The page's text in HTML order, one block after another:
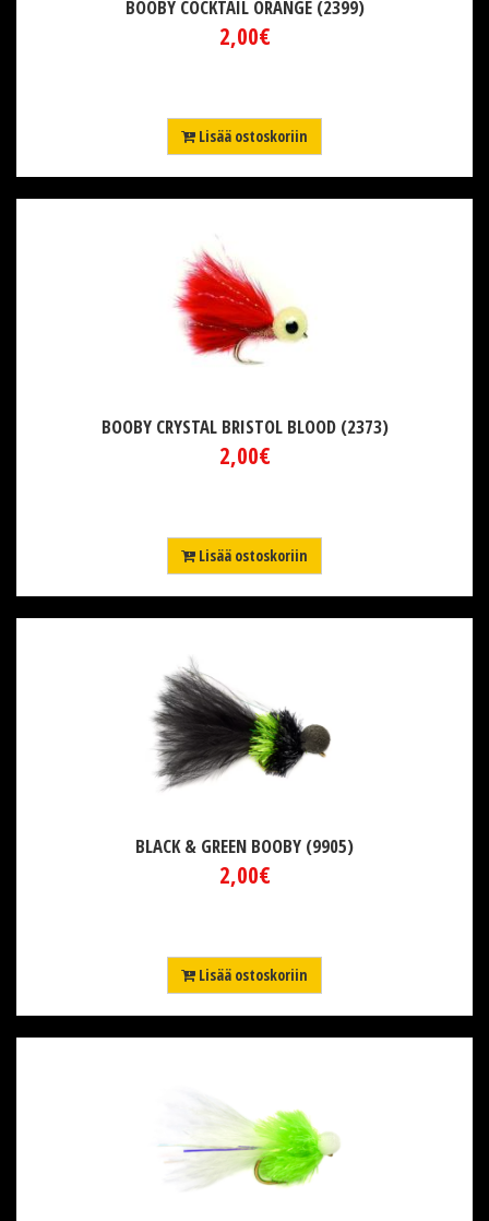
BOOBY COCKTAIL ORANGE (2399)
2,00€
Lisää ostoskoriin
BOOBY CRYSTAL BRISTOL BLOOD (2373)
2,00€
Lisää ostoskoriin
BLACK & GREEN BOOBY (9905)
2,00€
Lisää ostoskoriin